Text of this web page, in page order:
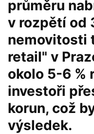
průměru
v rozpětí od
nemovitosti
retail" v
okolo 5-6 %
investoři
korun, což
výsledek.